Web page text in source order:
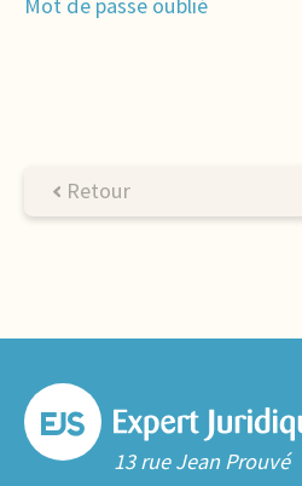
Mot de passe oublié
Retour
13 rue Jean Prouvé